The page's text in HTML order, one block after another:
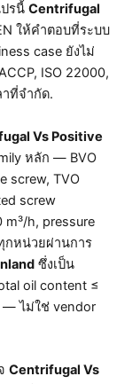
รนี้ Centrifugal
ให้คำตอบที่ระบบ
case ยังไม่
ISO 22000,
าที่จำกัด.
Vs Positive
หลัก — BVO
screw, TVO
screw
m³/h, pressure
กหน่วยผ่านการ
ซึ่งเป็น
oil content ≤
— ไม่ใช่ vendor
Centrifugal Vs